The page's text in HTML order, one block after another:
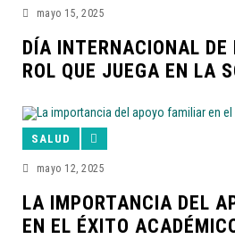
mayo 15, 2025
DÍA INTERNACIONAL
ROL QUE JUEGA EN LA
SALUD
mayo 12, 2025
LA IMPORTANCIA DEL
EN EL ÉXITO